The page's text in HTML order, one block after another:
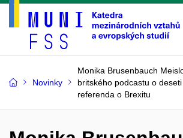
Novinky
Monika Brusenbauch
britského podcastu o
referenda o Brexitu